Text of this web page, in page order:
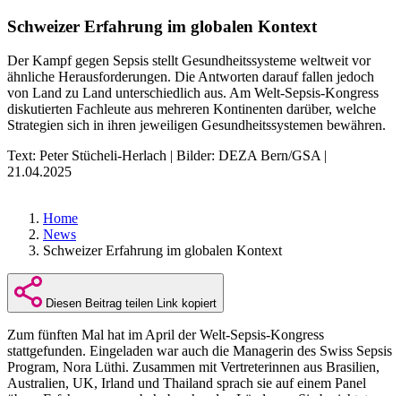
Schweizer Erfahrung im globalen Kontext
Der Kampf gegen Sepsis stellt Gesundheitssysteme weltweit vor
ähnliche Herausforderungen. Die Antworten darauf fallen jedoch
von Land zu Land unterschiedlich aus. Am Welt-Sepsis-Kongress
diskutierten Fachleute aus mehreren Kontinenten darüber, welche
Strategien sich in ihren jeweiligen Gesundheitssystemen bewähren.
Text: Peter Stücheli-Herlach | Bilder: DEZA Bern/GSA |
21.04.2025
Home
News
Schweizer Erfahrung im globalen Kontext
Diesen Beitrag teilen Link kopiert
Zum fünften Mal hat im April der Welt-Sepsis-Kongress
stattgefunden. Eingeladen war auch die Managerin des Swiss Sepsis
Program, Nora Lüthi. Zusammen mit Vertreterinnen aus Brasilien,
Australien, UK, Irland und Thailand sprach sie auf einem Panel